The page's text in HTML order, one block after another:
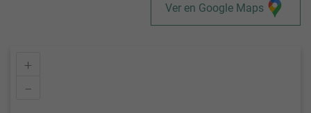
Ver en Google Maps
+
–